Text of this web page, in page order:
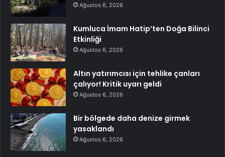
Ağustos 6, 2026
Kumluca İmam Hatip’ten Doğa Bilinci
Etkinliği
Ağustos 6, 2026
Altın yatırımcısı için tehlike çanları
çalıyor! Kritik uyarı geldi
Ağustos 6, 2026
Bir bölgede daha denize girmek
yasaklandı
Ağustos 6, 2026